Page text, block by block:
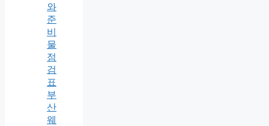
와
준
비
물
점
검
표
부
산
웨